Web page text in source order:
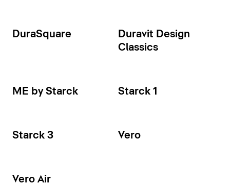
DuraSquare
Duravit Design
Classics
ME by Starck Starck 1
Starck 3 Vero
Vero Air